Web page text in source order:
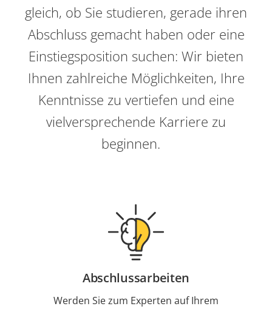
gleich, ob Sie studieren, gerade ihren
Abschluss gemacht haben oder eine
Einstiegsposition suchen: Wir bieten
Ihnen zahlreiche Möglichkeiten, Ihre
Kenntnisse zu vertiefen und eine
vielversprechende Karriere zu
beginnen.
Abschlussarbeiten
Werden Sie zum Experten auf Ihrem